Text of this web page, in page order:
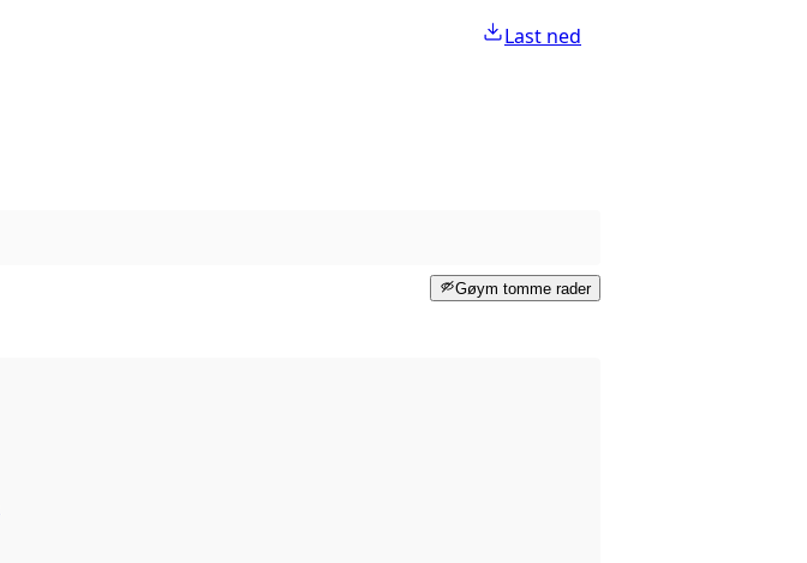
Last ned
Gøym tomme rader